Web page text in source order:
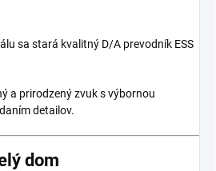
sa stará kvalitný D/A prevodník ESS
a prirodzený zvuk s výbornou
detailov.
dom